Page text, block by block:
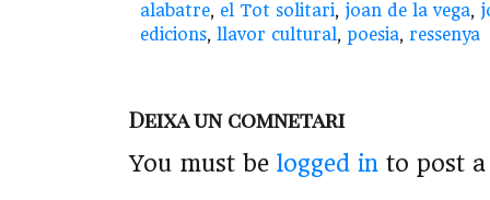
alabatre, el Tot solitari, joan de la vega,
edicions, llavor cultural, poesia, ressenya
Deixa un comnetari
You must be logged in to post